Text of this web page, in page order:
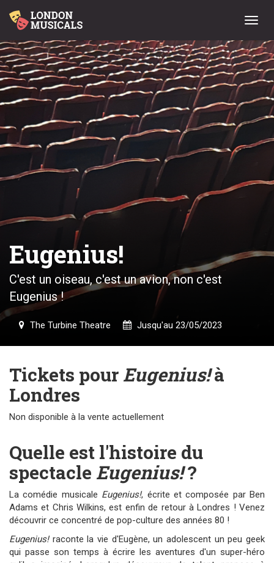
Menu
Eugenius!
C'est un oiseau, c'est un avion, non c'est
Eugenius !
The Turbine Theatre Jusqu'au 23/05/2023
Tickets pour Eugenius!à
Londres
Non disponible à la vente actuellement
Quelle est l'histoire du
spectacle Eugenius!?
La comédie musicale Eugenius!, écrite et composée par Ben
Adams et Chris Wilkins, est enfin de retour à Londres ! Venez
découvrir ce concentré de pop-culture des années 80 !
Eugenius!raconte la vie d'Eugène, un adolescent un peu geek
qui passe son temps à écrire les aventures d'un super-héro